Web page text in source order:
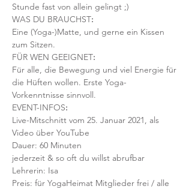
Stunde fast von allein gelingt ;)
WAS DU BRAUCHST:
Eine (Yoga-)Matte, und gerne ein Kissen
zum Sitzen.
FÜR WEN GEEIGNET:
Für alle, die Bewegung und viel Energie für
die Hüften wollen. Erste Yoga-
Vorkenntnisse sinnvoll.
EVENT-INFOS:
Live-Mitschnitt vom 25. Januar 2021, als
Video über YouTube
Dauer: 60 Minuten
jederzeit & so oft du willst abrufbar
Lehrerin: Isa
Preis: für YogaHeimat Mitglieder frei / alle